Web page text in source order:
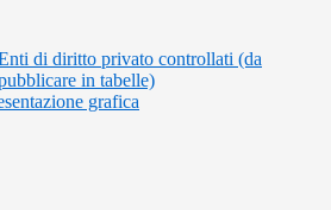
di diritto privato controllati (da
in tabelle)
grafica